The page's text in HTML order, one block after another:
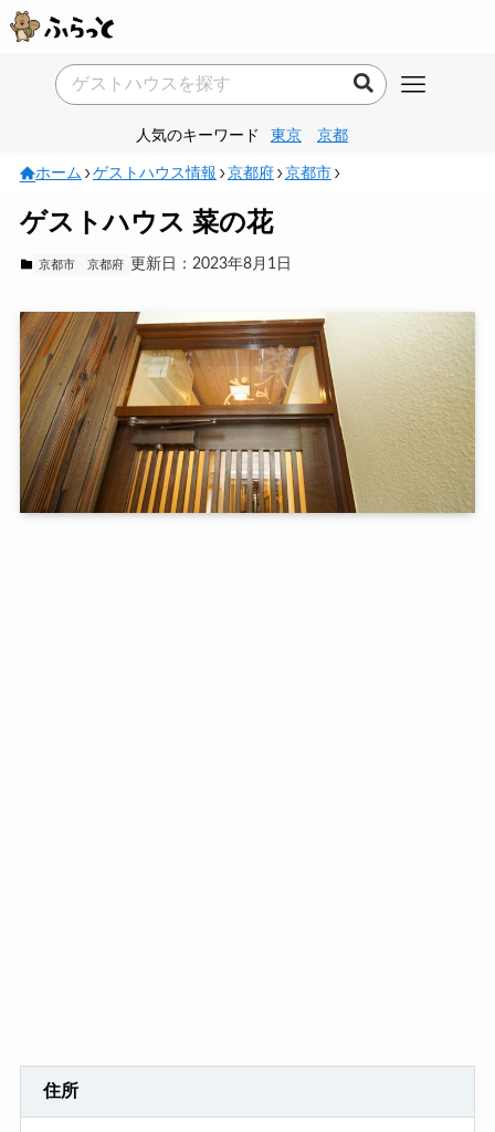
人気のキーワード 東京 京都
ホーム ゲストハウス情報 京都府 京都市
ゲストハウス 菜の花
京都市 京都府 更新日：2023年8月1日
住所